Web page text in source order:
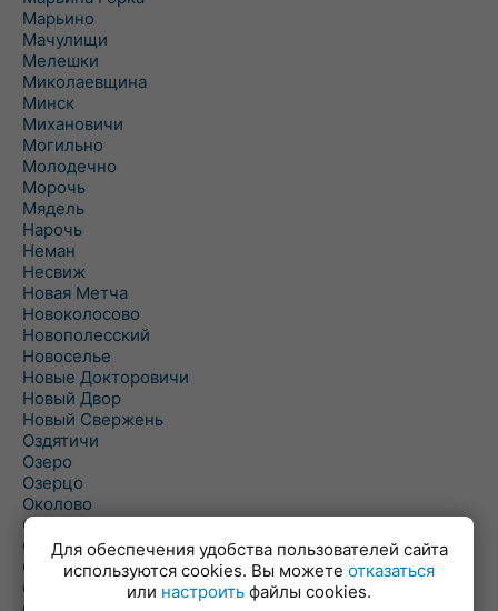
Марьино
Мачулищи
Мелешки
Миколаевщина
Минск
Михановичи
Могильно
Молодечно
Морочь
Мядель
Нарочь
Неман
Несвиж
Новая Метча
Новоколосово
Новополесский
Новоселье
Новые Докторовичи
Новый Двор
Новый Свержень
Оздятичи
Озеро
Озерцо
Околово
Октябрь
Октябрьский
Олехновичи
Омговичи
Для обеспечения удобства пользователей сайта
используются cookies. Вы можете отказаться
или настроить файлы cookies.